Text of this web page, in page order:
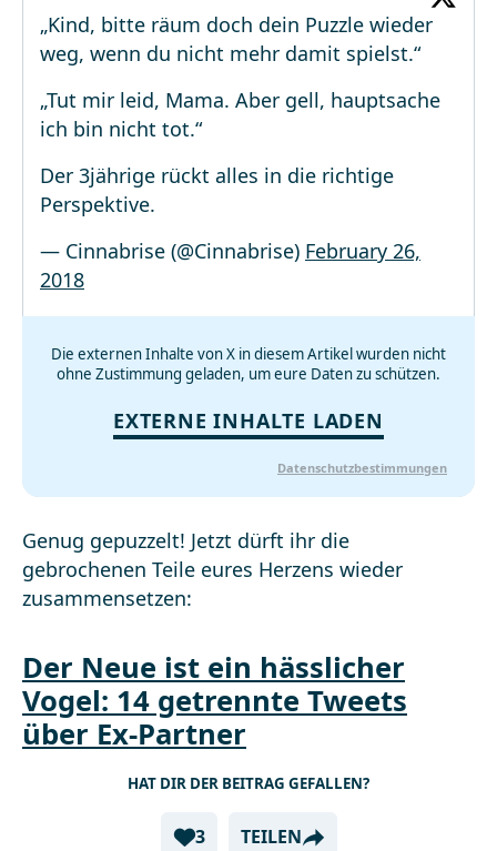
„Kind, bitte räum doch dein Puzzle wieder
weg, wenn du nicht mehr damit spielst.“
„Tut mir leid, Mama. Aber gell, hauptsache
ich bin nicht tot.“
Der 3jährige rückt alles in die richtige
Perspektive.
— Cinnabrise (@Cinnabrise) February 26,
2018
Die externen Inhalte von X in diesem Artikel wurden nicht
ohne Zustimmung geladen, um eure Daten zu schützen.
EXTERNE INHALTE LADEN
Datenschutzbestimmungen
Genug gepuzzelt! Jetzt dürft ihr die
gebrochenen Teile eures Herzens wieder
zusammensetzen:
Der Neue ist ein hässlicher
Vogel: 14 getrennte Tweets
über Ex-Partner
HAT DIR DER BEITRAG GEFALLEN?
3 TEILEN